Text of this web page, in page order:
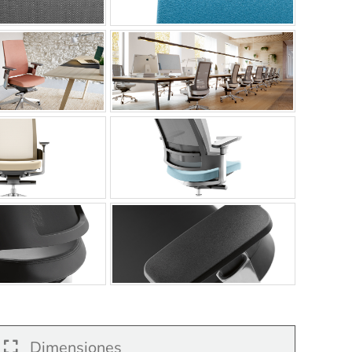
Dimensiones